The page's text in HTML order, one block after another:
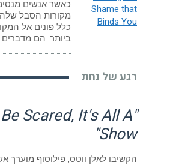
כאשר אנשים
מקורות הסבל
כלל פונים אל
ביותר. הם
רגע של נחת
Be Scared, It's All A
Show"
הקשיבו לאלן ווטס, פילוסוף מוערך